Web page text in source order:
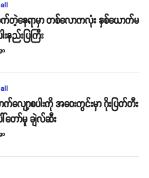
နေရာမှာ တစ်လောကလုံး နှစ်ယောက်မ
နည်းပြကြီး
လျော့စပါးကို အဝေးကွင်းမှာ ဂိုးပြတ်တီး
တော်မူ ချဲလ်ဆီး